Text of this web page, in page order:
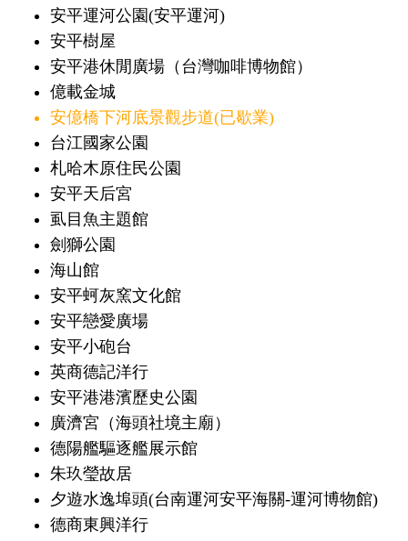
安平運河公園(安平運河)
安平樹屋
安平港休閒廣場（台灣咖啡博物館）
億載金城
安億橋下河底景觀步道(已歇業)
台江國家公園
札哈木原住民公園
安平天后宮
虱目魚主題館
劍獅公園
海山館
安平蚵灰窯文化館
安平戀愛廣場
安平小砲台
英商德記洋行
安平港港濱歷史公園
廣濟宮（海頭社境主廟）
德陽艦驅逐艦展示館
朱玖瑩故居
夕遊水逸埠頭(台南運河安平海關-運河博物館)
德商東興洋行